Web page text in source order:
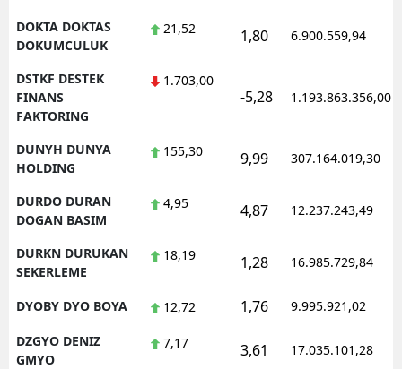
DOKTA DOKTAS
DOKUMCULUK
21,52 1,80 6.900.559,94
DSTKF DESTEK
FINANS
FAKTORING
1.703,00
-5,28 1.193.863.356,00
DUNYH DUNYA
HOLDING
155,30 9,99 307.164.019,30
DURDO DURAN
DOGAN BASIM
4,95 4,87 12.237.243,49
DURKN DURUKAN
SEKERLEME
18,19 1,28 16.985.729,84
DYOBY DYO BOYA 12,72 1,76 9.995.921,02
DZGYO DENIZ
GMYO
7,17 3,61 17.035.101,28